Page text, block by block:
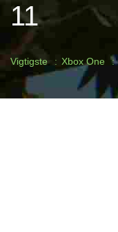
11
Vigtigste Xbox One